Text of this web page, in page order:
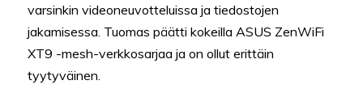
varsinkin videoneuvotteluissa ja tiedostojen
jakamisessa. Tuomas päätti kokeilla ASUS ZenWiFi
XT9 -mesh-verkkosarjaa ja on ollut erittäin
tyytyväinen.